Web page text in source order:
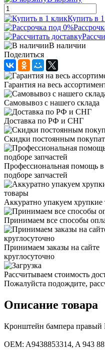
Купить в
В наличии
Поделиться
Гарантия на весь
Самовывоз с нашего склада
Доставка по РФ и СНГ
Скидки постоянным
Профессиональная помощь в
подборе запчастей
Аккуратно упакуем хрупкие
Принимаем все способы
Принимаем заказы на сайте
круглосуточно
Рассчитываем стоимость
Пожалуйста подождите,
Описание товара
Кронштейн бампера правый
ОEM: A9438853314, A 943